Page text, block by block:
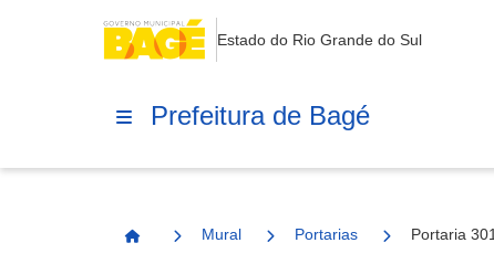
Estado do Rio Grande do Sul
Prefeitura de Bagé
Página Inicial
Mural Portarias Portaria